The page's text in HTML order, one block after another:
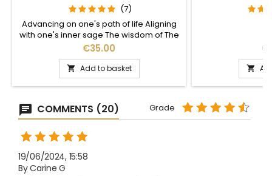
(7)
Advancing on one's path of life Aligning
with one's inner sage The wisdom of The
Green Oak Spirit
Price
€35.00
 Add to basket 
COMMENTS (20) Grade
19/06/2024, 15:58
By Carine G